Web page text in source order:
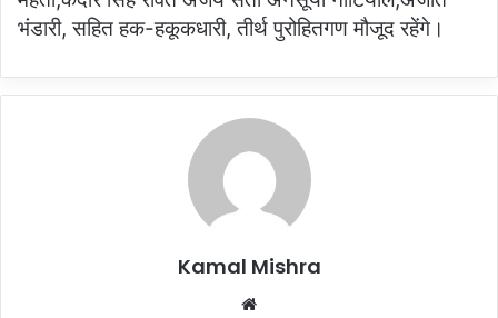
भंडारी, सहित हक-हकूकधारी, तीर्थ पुरोहितगण मौजूद रहेंगे।
Kamal Mishra
Website